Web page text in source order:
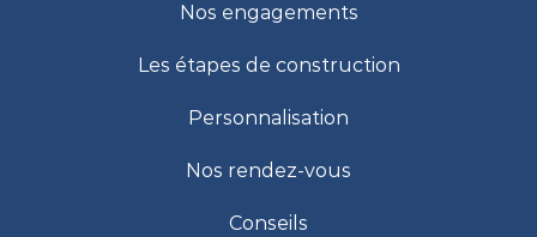
Nos engagements
Les étapes de construction
Personnalisation
Nos rendez-vous
Conseils